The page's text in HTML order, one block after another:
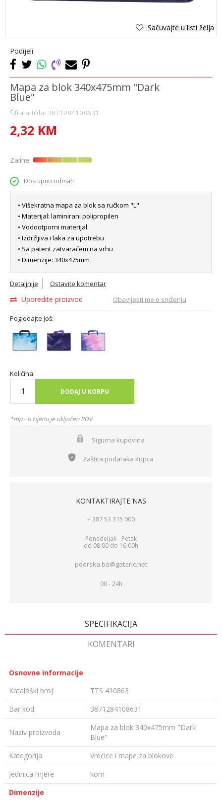
Sačuvajte u listi želja
Podijeli
Mapa za blok 340x475mm "Dark
Blue"
Šifra artikla: 3871284108631
2,32 KM
Zalihe:
Dostupno odmah
• Višekratna mapa za blok sa ručkom "L"
• Materijal: laminirani polipropilen
• Vodootporni materijal
• Izdržljiva i laka za upotrebu
• Sa patent zatvaračem na vrhu
• Dimenzije: 340x475mm
Detaljnije Ostavite komentar
Uporedite proizvod Obavijesti me o sniženju
Pogledajte još:
Količina:
DODAJ U KORPU
*mp - u cijenu je uključen PDV
Sigurna kupovina
Zaštita podataka kupca
KONTAKTIRAJTE NAS
+ 387 53 315 000
Ponedeljak - Petak
od 08:00 do 16:00h
podrska.ba@gataric.net
00 - 24h
SPECIFIKACIJA
KOMENTARI
Osnovne informacije
Kataloški broj
TTS 410863
Bar kod
3871284108631
Naziv proizvoda
Mapa za blok 340x475mm "Dark
Blue"
Kategorija
Vrećice i mape za blokove
Jedinica mjere
kom
Dimenzije